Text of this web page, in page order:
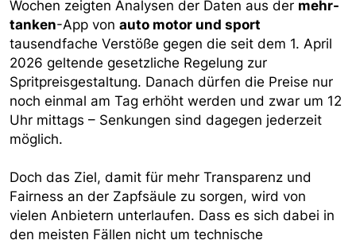
Wochen zeigten Analysen der Daten aus der mehr-
tanken-App von auto motor und sport
tausendfache Verstöße gegen die seit dem 1. April
2026 geltende gesetzliche Regelung zur
Spritpreisgestaltung. Danach dürfen die Preise nur
noch einmal am Tag erhöht werden und zwar um 12
Uhr mittags – Senkungen sind dagegen jederzeit
möglich.
Doch das Ziel, damit für mehr Transparenz und
Fairness an der Zapfsäule zu sorgen, wird von
vielen Anbietern unterlaufen. Dass es sich dabei in
den meisten Fällen nicht um technische